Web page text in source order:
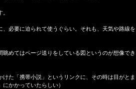
必要に迫られて使うぐらい。それも、天気や路線を
めてはページ送りをしている図というのが想像でき
た「携帯小説」というリンクに、その時は目がとま
かかっていたらしい）